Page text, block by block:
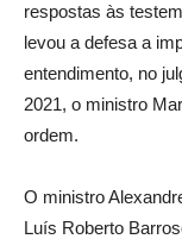
respostas às
levou a defesa a
entendimento, no
2021, o ministro
ordem.
O ministro
Luís Roberto